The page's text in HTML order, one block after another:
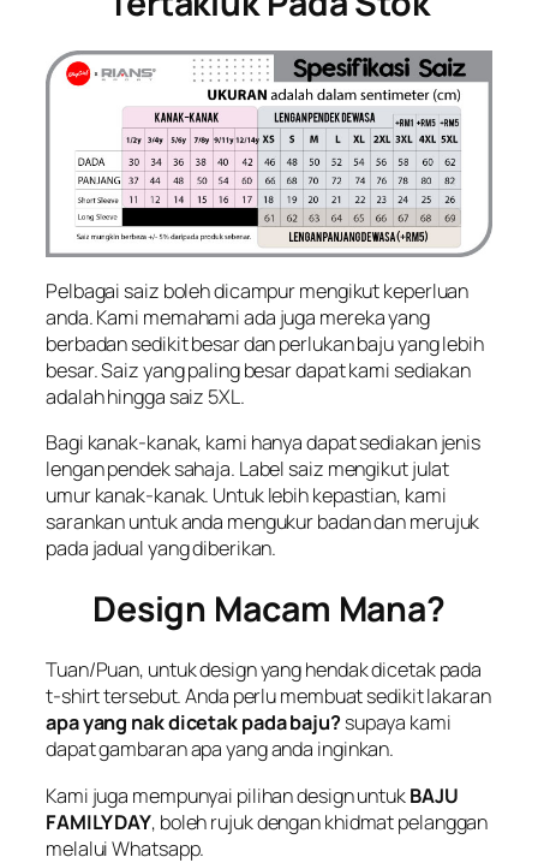
Pelbagai saiz boleh dicampur mengikut keperluan
anda. Kami memahami ada juga mereka yang
berbadan sedikit besar dan perlukan baju yang lebih
besar. Saiz yang paling besar dapat kami sediakan
adalah hingga saiz 5XL.
Bagi kanak-kanak, kami hanya dapat sediakan jenis
lengan pendek sahaja. Label saiz mengikut julat
umur kanak-kanak. Untuk lebih kepastian, kami
sarankan untuk anda mengukur badan dan merujuk
pada jadual yang diberikan.
Design Macam Mana?
Tuan/Puan, untuk design yang hendak dicetak pada
t-shirt tersebut. Anda perlu membuat sedikit lakaran
apa yang nak dicetak pada baju?supaya kami
dapat gambaran apa yang anda inginkan.
Kami juga mempunyai pilihan design untukBAJU
FAMILY DAY, boleh rujuk dengan khidmat pelanggan
melalui Whatsapp.